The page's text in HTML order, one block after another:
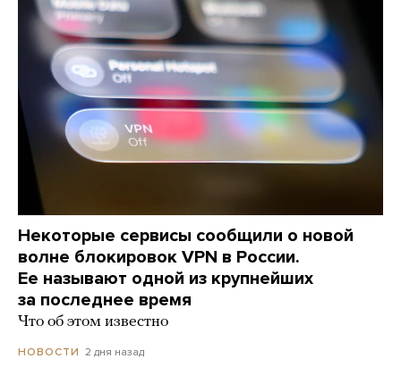
Некоторые сервисы сообщили о новой
волне блокировок VPN в России.
Ее называют одной из крупнейших
за последнее время
Что об этом известно
НОВОСТИ 2 дня назад